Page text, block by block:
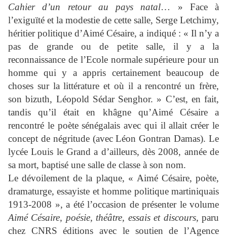
Cahier d’un retour au pays natal… » Face à
l’exiguïté et la modestie de cette salle, Serge Letchimy,
héritier politique d’Aimé Césaire, a indiqué : « Il n’y a
pas de grande ou de petite salle, il y a la
reconnaissance de l’Ecole normale supérieure pour un
homme qui y a appris certainement beaucoup de
choses sur la littérature et où il a rencontré un frère,
son bizuth, Léopold Sédar Senghor. » C’est, en fait,
tandis qu’il était en khâgne qu’Aimé Césaire a
rencontré le poète sénégalais avec qui il allait créer le
concept de négritude (avec Léon Gontran Damas). Le
lycée Louis le Grand a d’ailleurs, dès 2008, année de
sa mort, baptisé une salle de classe à son nom.
Le dévoilement de la plaque, « Aimé Césaire, poète,
dramaturge, essayiste et homme politique martiniquais
1913-2008 », a été l’occasion de présenter le volume
Aimé Césaire, poésie, théâtre, essais et discours, paru
chez CNRS éditions avec le soutien de l’Agence